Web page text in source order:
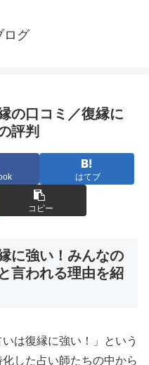
ログ
の口コミ／復縁に
評判
はてブ
コピー
に強い！みんなの
言われる理由を紹
は復縁に強い！」という
した占い師たちの中から